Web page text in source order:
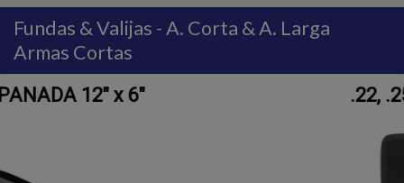
Fundas & Valijas - A. Corta & A. Larga
Armas Cortas